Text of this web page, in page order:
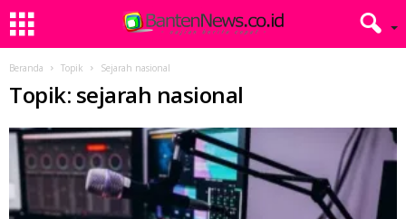
Beranda Topik Sejarah nasional
Topik: sejarah nasional